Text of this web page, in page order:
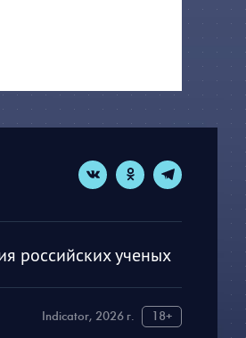
российских ученых
Indicator, 2026 г.
18+